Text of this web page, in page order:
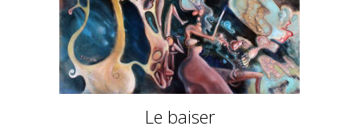
Le baiser